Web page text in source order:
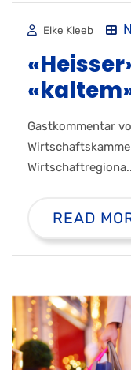
Elke Kleeb
Gastkommentar
READ